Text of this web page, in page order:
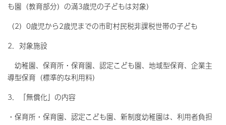
も園（教育部分）の満3歳児の子どもは対象）
（2）0歳児から2歳児までの市町村民税非課税世帯の子ども
2．対象施設
幼稚園、保育所・保育園、認定こども園、地域型保育、企業主
導型保育（標準的な利用料）
3．「無償化」の内容
・保育所・保育園、認定こども園、新制度幼稚園は、利用者負担